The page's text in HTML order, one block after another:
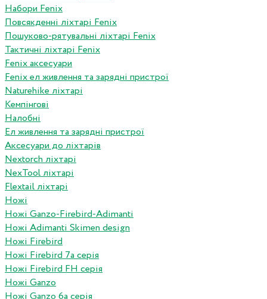
Набори Fenix
Повсякденні ліхтарі Fenix
Пошуково-рятувальні ліхтарі Fenix
Тактичні ліхтарі Fenix
Fenix аксесуари
Fenix ел живлення та зарядні пристрої
Naturehike ліхтарі
Кемпінгові
Налобні
Ел живлення та зарядні пристрої
Аксесуари до ліхтарів
Nextorch ліхтарі
NexTool ліхтарі
Flextail ліхтарі
Ножі
Ножі Ganzo-Firebird-Adimanti
Ножі Adimanti Skimen design
Ножі Firebird
Ножі Firebird 7а серія
Ножі Firebird FH серія
Ножі Ganzo